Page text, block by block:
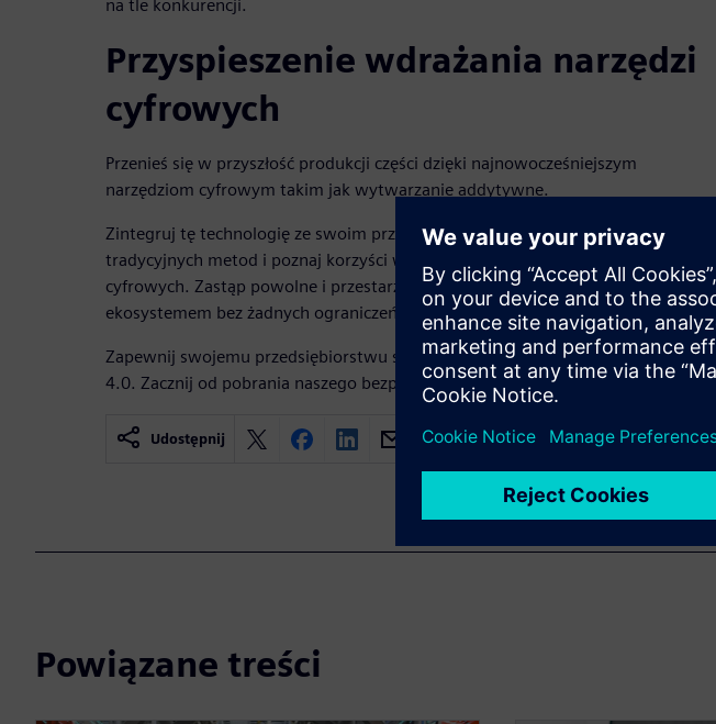
na tle konkurencji.
Przyspieszenie wdrażania narzędzi
cyfrowych
Przenieś się w przyszłość produkcji części dzięki najnowocześniejszym
narzędziom cyfrowym takim jak wytwarzanie addytywne.
Zintegruj tę technologię ze swoim przepływem pracy jako dopełnienie
tradycyjnych metod i poznaj korzyści wynikające z wdrożenia narzędzi
cyfrowych. Zastąp powolne i przestarzałe środowisko produkcji części zwinnym
ekosystemem bez żadnych ograniczeń.
Zapewnij swojemu przedsiębiorstwu sukces na rynku części w erze Przemysłu
4.0. Zacznij od pobrania naszego bezpłatnego e-booka.
Udostępnij
Powiązane treści